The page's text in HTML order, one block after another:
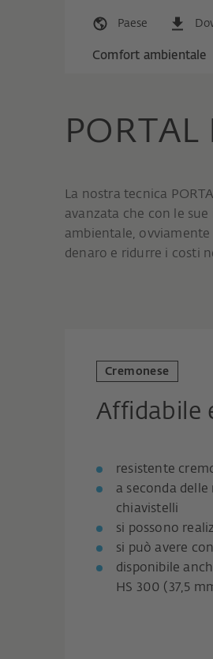
Paese
Comfort ambientale
PORTAL
La nostra tecnica
avanzata che con le
ambientale,
denaro e ridurre i costi
Cremonese
Affidabile
resistente
a seconda
chiavistelli
si possono
si può avere
disponibile
HS 300 (37,5